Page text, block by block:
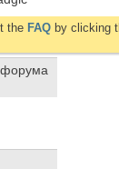
the FAQ by clicking